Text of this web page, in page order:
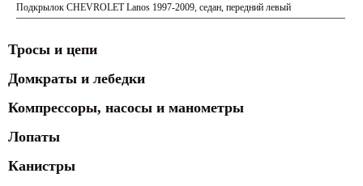
Подкрылок CHEVROLET Lanos 1997-2009, седан, передний левый
Тросы и цепи
Домкраты и лебедки
Компрессоры, насосы и манометры
Лопаты
Канистры